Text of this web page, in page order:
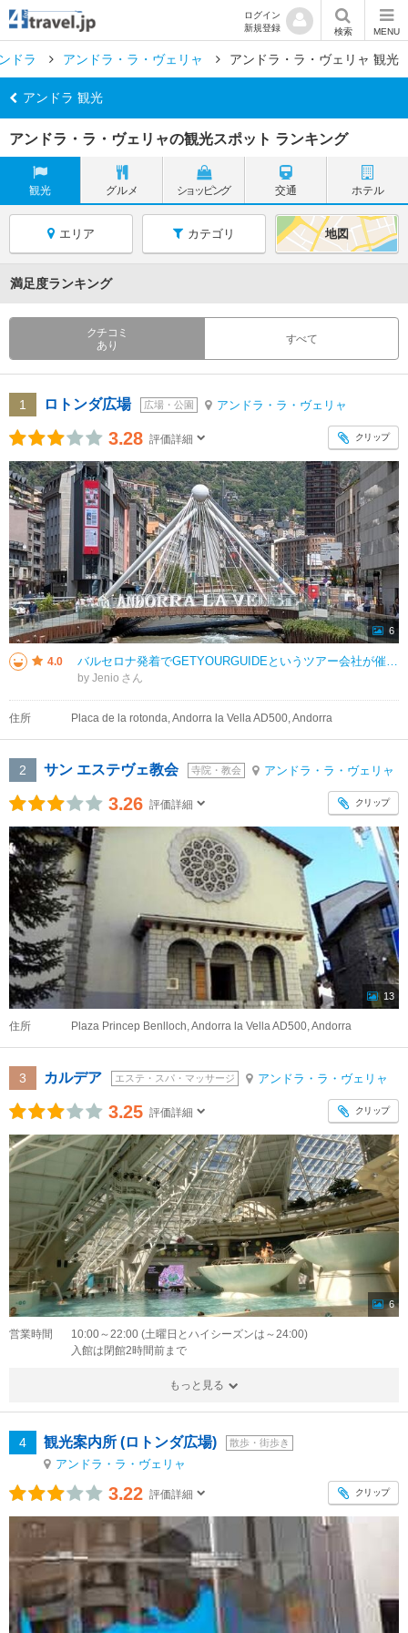
ログイン
新規登録
検索 MENU
ドラ アンドラ・ラ・ヴェリャ アンドラ・ラ・ヴェリャ 観光
アンドラ 観光
アンドラ・ラ・ヴェリャの観光スポット ランキング
観光 グルメ ショッピング 交通 ホテル
エリア カテゴリ 地図
満足度ランキング
クチコミ
あり
すべて
1 ロトンダ広場 広場・公園 アンドラ・ラ・ヴェリャ
3.28 評価詳細 クリップ
6
4.0 バルセロナ発着でGETYOURGUIDEというツアー会社が催行する日帰りバスツアーでアンドラへ。 朝7時に集合して12時間のツアーで17000円くらいでした。平日でしたが意外に参加者が多くて30人以上いました。ガイドはス
by Jenio
住所 Placa de la rotonda, Andorra la Vella AD500, Andorra
2 サン エステヴェ教会 寺院・教会 アンドラ・ラ・ヴェリャ
3.26 評価詳細 クリップ
13
住所 Plaza Princep Benlloch, Andorra la Vella AD500, Andorra
3 カルデア エステ・スパ・マッサージ アンドラ・ラ・ヴェリャ
3.25 評価詳細 クリップ
6
営業時間
10:00～22:00 (土曜日とハイシーズンは～24:00)
入館は閉館2時間前まで
もっと見る
4 観光案内所 (ロトンダ広場) 散歩・街歩き
アンドラ・ラ・ヴェリャ
3.22 評価詳細 クリップ